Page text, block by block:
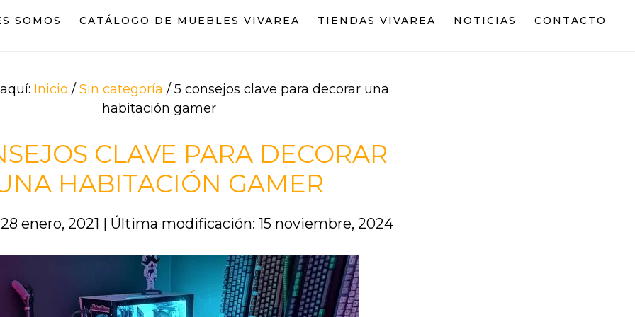
SOMOS CATÁLOGO DE MUEBLES VIVAREA TIENDAS VIVAREA NOTICIAS CONTACTO
Inicio / Sin categoría / 5 consejos clave para decorar una
habitación gamer
CLAVE PARA DECORAR
HABITACIÓN GAMER
enero, 2021 | Última modificación: 15 noviembre, 2024